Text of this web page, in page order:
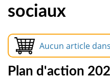
sociaux
Aucun article
Plan d'action